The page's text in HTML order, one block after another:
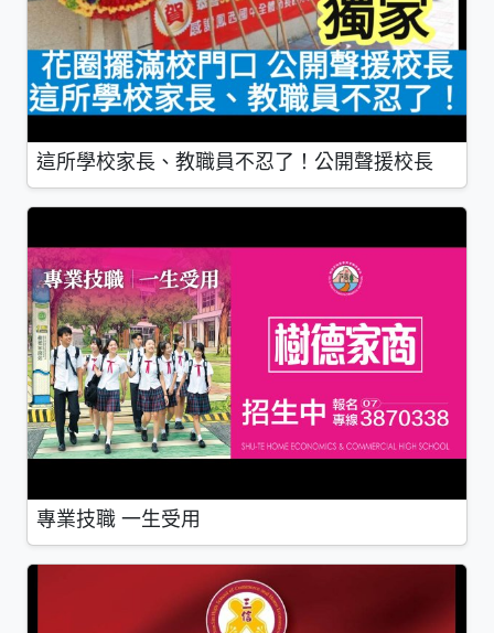
這所學校家長、教職員不忍了！公開聲援校長
專業技職 一生受用